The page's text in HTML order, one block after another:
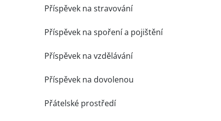
Příspěvek na stravování
Příspěvek na spoření a pojištění
Příspěvek na vzdělávání
Příspěvek na dovolenou
Přátelské prostředí